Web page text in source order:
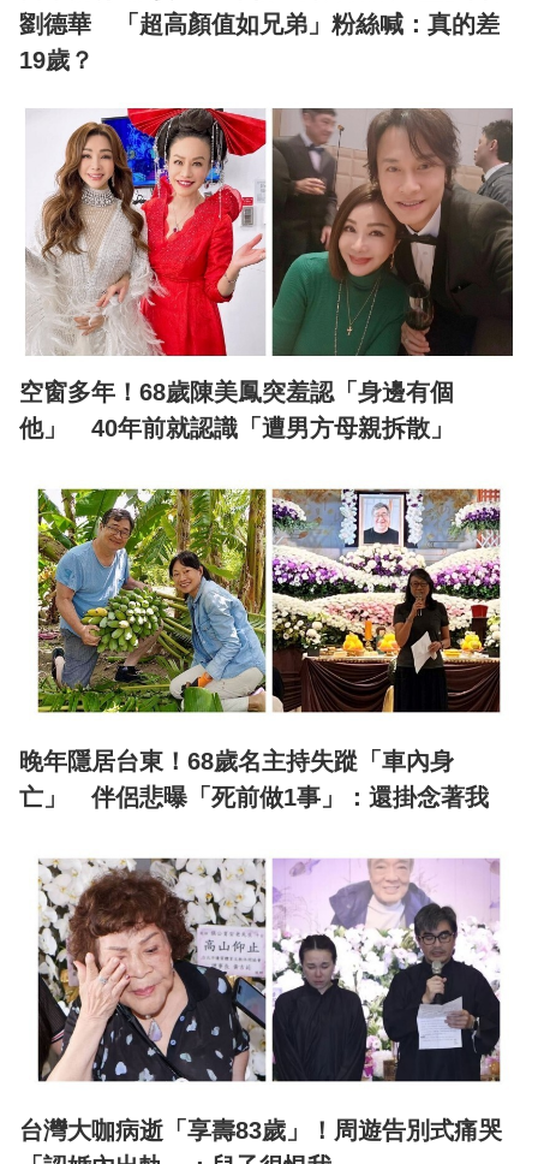
劉德華 「超高顏值如兄弟」粉絲喊：真的差
19歲？
空窗多年！68歲陳美鳳突羞認「身邊有個
他」 40年前就認識「遭男方母親拆散」
晚年隱居台東！68歲名主持失蹤「車內身
亡」 伴侶悲曝「死前做1事」：還掛念著我
台灣大咖病逝「享壽83歲」！周遊告別式痛哭